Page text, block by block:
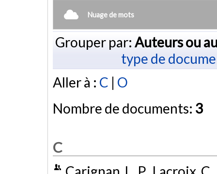
Nuage de mots
Grouper par: Auteurs ou
type de
Aller à : C | O
Nombre de documents: 3
C